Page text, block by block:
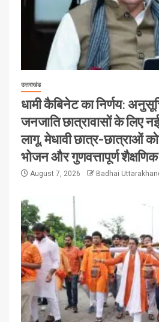
उत्तराखंड
धामी कैबिनेट का निर्णय:
जनजाति छात्रावासों के लिए
लागू, मेधावी छात्र-छात्राओं
भोजन और गुणवत्तापूर्ण शैक्षणिक
August 7, 2026 Badhai